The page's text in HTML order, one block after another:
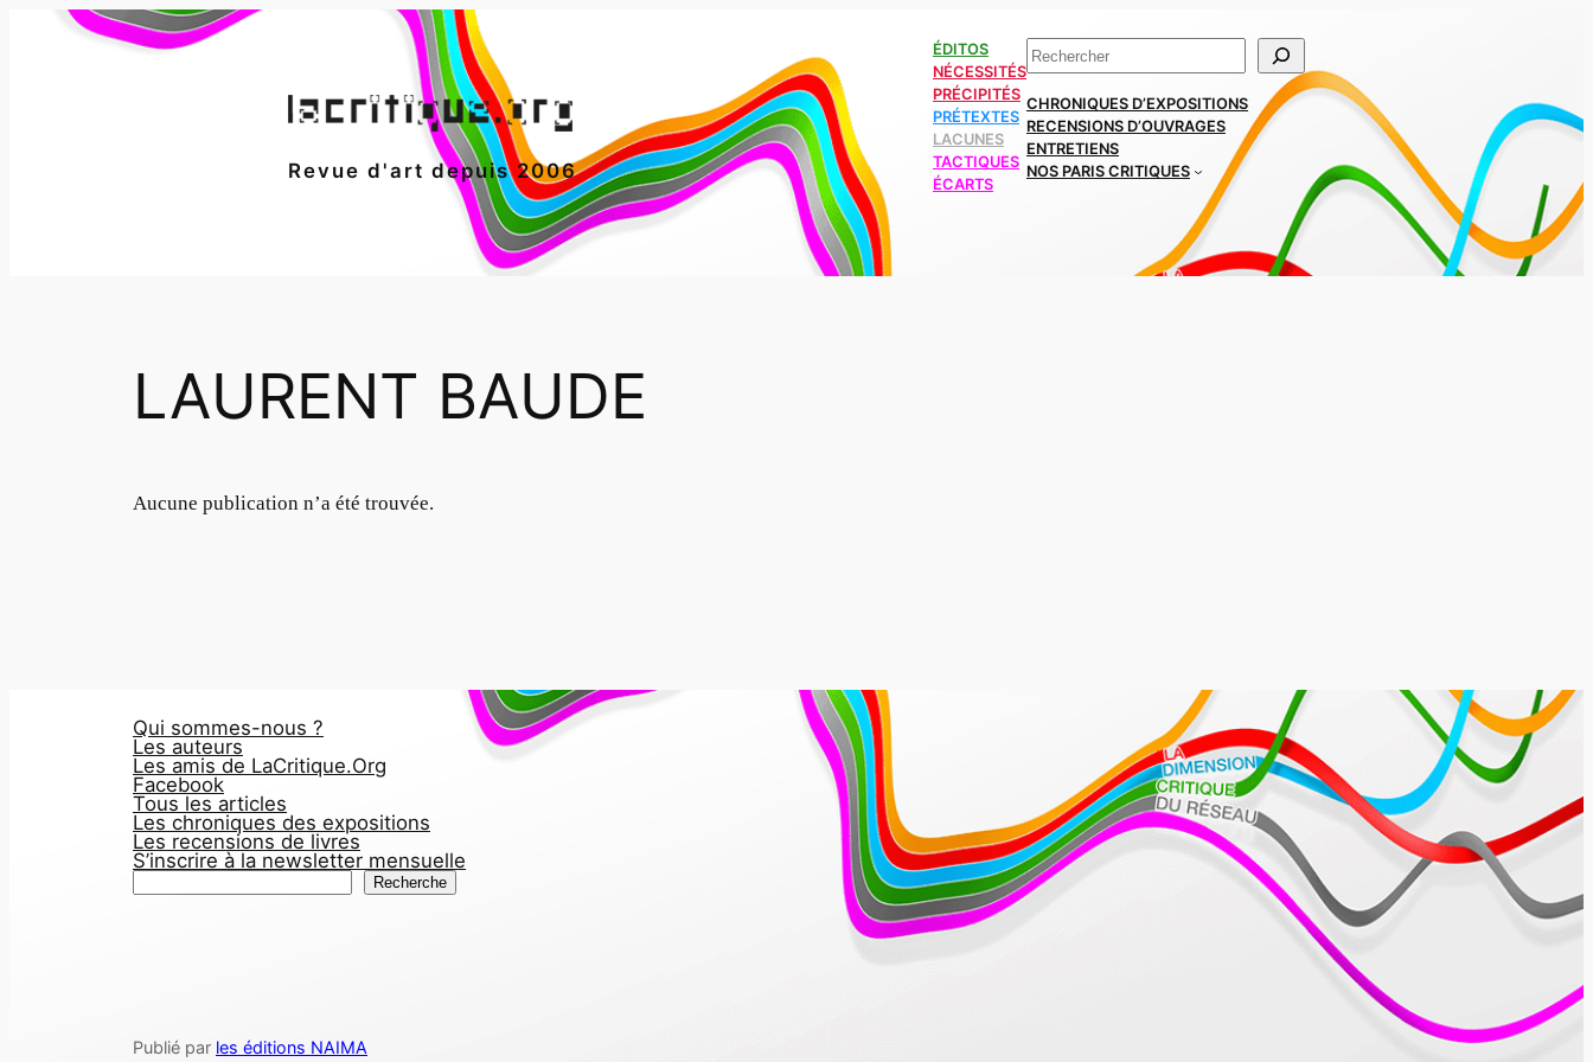
Revue d'art depuis 2006
ÉDITOS
NÉCESSITÉS
PRÉCIPITÉS
PRÉTEXTES
LACUNES
TACTIQUES
ÉCARTS
Rechercher
CHRONIQUES D’EXPOSITIONS
RECENSIONS D’OUVRAGES
ENTRETIENS
NOS PARIS CRITIQUES
LAURENT BAUDE
Aucune publication n’a été trouvée.
Qui sommes-nous ?
Les auteurs
Les amis de LaCritique.Org
Facebook
Tous les articles
Les chroniques des expositions
Les recensions de livres
S’inscrire à la newsletter mensuelle
r
Recherche
Publié par les éditions NAIMA